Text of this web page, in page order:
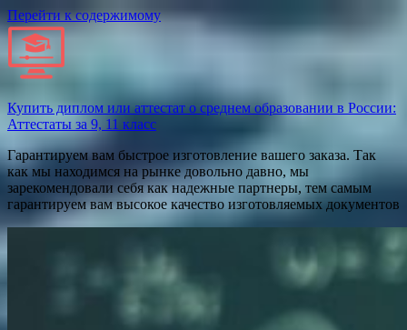
Перейти к содержимому
Купить диплом или аттестат о среднем образовании в России:
Аттестаты за 9, 11 класс
Гарантируем вам быстрое изготовление вашего заказа. Так
как мы находимся на рынке довольно давно, мы
зарекомендовали себя как надежные партнеры, тем самым
гарантируем вам высокое качество изготовляемых документов